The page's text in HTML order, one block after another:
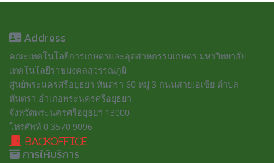
Address
คณะเทคโนโลยีการเกษตรและอุตสาหกรรมเกษตร มหาวิทยาลัย
เทคโนโลยีราชมงคลสุวรรณภูมิ
ศูนย์พระนครศรีอยุธยา หันตรา 60 หมู่ 3 ถนนสายเอเซีย ตำบล
หันตรา อำเภอพระนครศรีอยุธยา
จังหวัดพระนครศรีอยุธยา 13000
โทรศัพท์ 0 3570 9096
BackOffice
การให้บริการ